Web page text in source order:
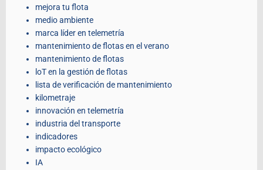
mejora tu flota
medio ambiente
marca líder en telemetría
mantenimiento de flotas en el verano
mantenimiento de flotas
loT en la gestión de flotas
lista de verificación de mantenimiento
kilometraje
innovación en telemetría
industria del transporte
indicadores
impacto ecológico
IA